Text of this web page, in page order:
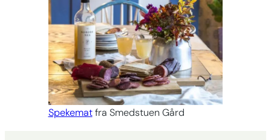
Spekematfra Smedstuen Gård